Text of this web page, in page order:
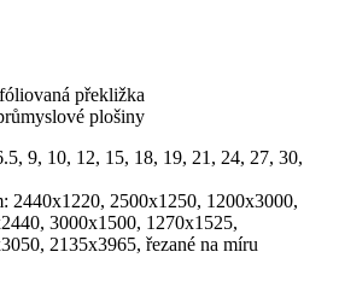
překližka
plošiny
9, 10, 12, 15, 18, 19, 21, 24, 27, 30,
2440х1220, 2500х1250, 1200х3000,
3000х1500, 1270x1525,
2135х3965, řezané na míru